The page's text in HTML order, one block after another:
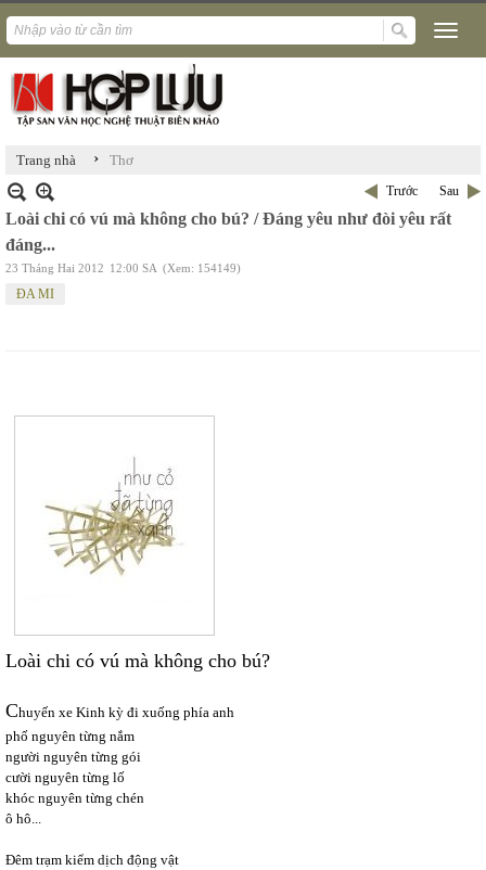
Trang nhà › Thơ
Trước Sau
Loài chi có vú mà không cho bú? / Đáng yêu như đòi yêu rất
đáng...
23 Tháng Hai 2012 12:00 SA (Xem: 154149)
ĐA MI
Loài chi có vú mà không cho bú?
Chuyến xe Kinh kỳ đi xuống phía anh
phố nguyên từng nắm
người nguyên từng gói
cười nguyên từng lố
khóc nguyên từng chén
ô hô...
Đêm trạm kiểm dịch động vật